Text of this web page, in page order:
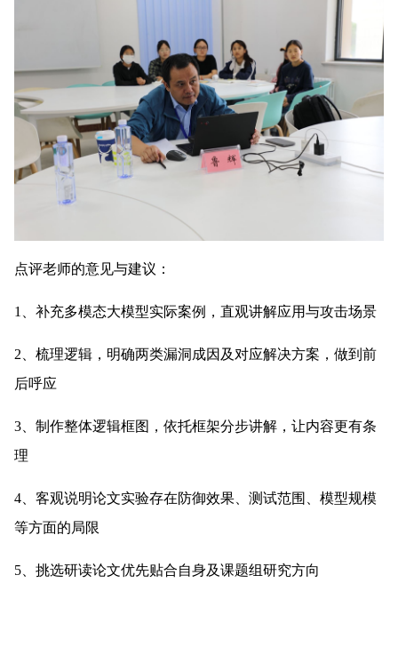
点评老师的意见与建议：
1、补充多模态大模型实际案例，直观讲解应用与攻击场景
2、梳理逻辑，明确两类漏洞成因及对应解决方案，做到前
后呼应
3、制作整体逻辑框图，依托框架分步讲解，让内容更有条
理
4、客观说明论文实验存在防御效果、测试范围、模型规模
等方面的局限
5、挑选研读论文优先贴合自身及课题组研究方向